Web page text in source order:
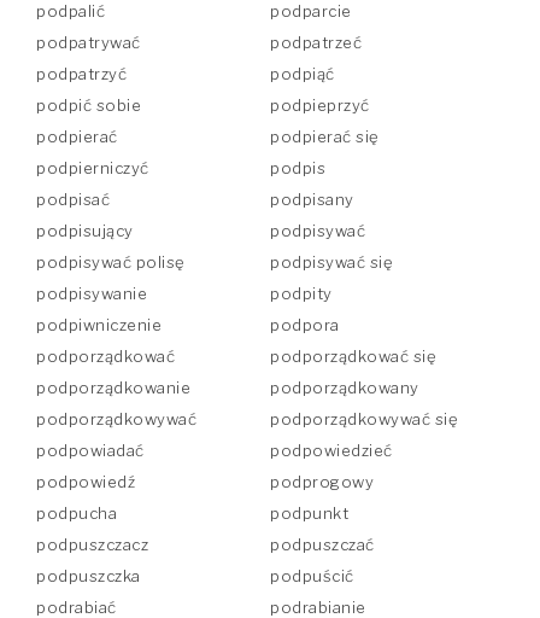
podpalić
podparcie
podpatrywać
podpatrzeć
podpatrzyć
podpiąć
podpić sobie
podpieprzyć
podpierać
podpierać się
podpierniczyć
podpis
podpisać
podpisany
podpisujący
podpisywać
podpisywać polisę
podpisywać się
podpisywanie
podpity
podpiwniczenie
podpora
podporządkować
podporządkować się
podporządkowanie
podporządkowany
podporządkowywać
podporządkowywać się
podpowiadać
podpowiedzieć
podpowiedź
podprogowy
podpucha
podpunkt
podpuszczacz
podpuszczać
podpuszczka
podpuścić
podrabiać
podrabianie